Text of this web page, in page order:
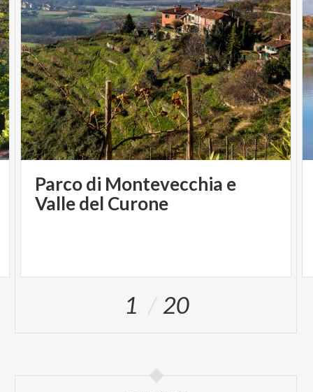
Parco di Montevecchia e
Valle del Curone
1 20